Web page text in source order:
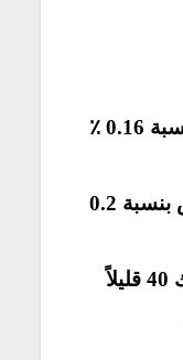
ارتفع مؤشر فوتسي 100 بنسبة 0.16 ٪
في حين تداول مؤشر داكس بنسبة 0.2
في الوقت نفسه ، تباين كاك 40 قليلاً